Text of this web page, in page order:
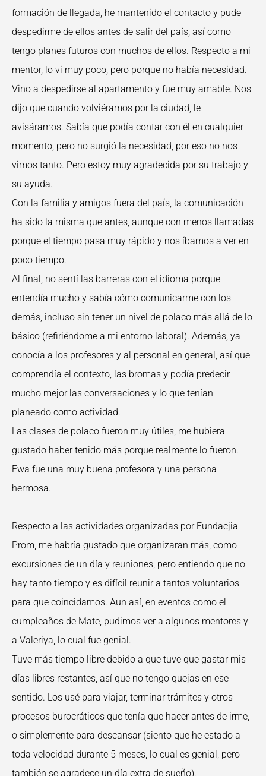
formación de llegada, he mantenido el contacto y pude
despedirme de ellos antes de salir del país, así como
tengo planes futuros con muchos de ellos. Respecto a mi
mentor, lo vi muy poco, pero porque no había necesidad.
Vino a despedirse al apartamento y fue muy amable. Nos
dijo que cuando volviéramos por la ciudad, le
avisáramos. Sabía que podía contar con él en cualquier
momento, pero no surgió la necesidad, por eso no nos
vimos tanto. Pero estoy muy agradecida por su trabajo y
su ayuda.
Con la familia y amigos fuera del país, la comunicación
ha sido la misma que antes, aunque con menos llamadas
porque el tiempo pasa muy rápido y nos íbamos a ver en
poco tiempo.
Al final, no sentí las barreras con el idioma porque
entendía mucho y sabía cómo comunicarme con los
demás, incluso sin tener un nivel de polaco más allá de lo
básico (refiriéndome a mi entorno laboral). Además, ya
conocía a los profesores y al personal en general, así que
comprendía el contexto, las bromas y podía predecir
mucho mejor las conversaciones y lo que tenían
planeado como actividad.
Las clases de polaco fueron muy útiles; me hubiera
gustado haber tenido más porque realmente lo fueron.
Ewa fue una muy buena profesora y una persona
hermosa.
Respecto a las actividades organizadas por Fundacjia
Prom, me habría gustado que organizaran más, como
excursiones de un día y reuniones, pero entiendo que no
hay tanto tiempo y es difícil reunir a tantos voluntarios
para que coincidamos. Aun así, en eventos como el
cumpleaños de Mate, pudimos ver a algunos mentores y
a Valeriya, lo cual fue genial.
Tuve más tiempo libre debido a que tuve que gastar mis
días libres restantes, así que no tengo quejas en ese
sentido. Los usé para viajar, terminar trámites y otros
procesos burocráticos que tenía que hacer antes de irme,
o simplemente para descansar (siento que he estado a
toda velocidad durante 5 meses, lo cual es genial, pero
también se agradece un día extra de sueño).